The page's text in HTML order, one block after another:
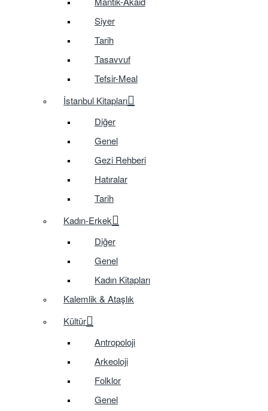
Siyer
Tarih
Tasavvuf
Tefsir-Meal
İstanbul Kitapları
Diğer
Genel
Gezi Rehberi
Hatıralar
Tarih
Kadın-Erkek
Diğer
Genel
Kadın Kitapları
Kalemlik & Ataşlık
Kültür
Antropoloji
Arkeoloji
Folklor
Genel